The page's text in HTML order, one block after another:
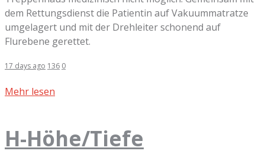
dem Rettungsdienst die Patientin auf Vakuummatratze
umgelagert und mit der Drehleiter schonend auf
Flurebene gerettet.
17 days ago 136 0
Mehr lesen
H-Höhe/Tiefe